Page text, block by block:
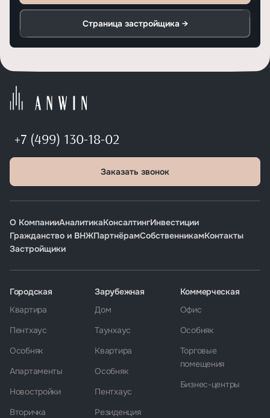
Страница застройщика →
+7 (499) 130-18-02
Заказать звонок
О КомпанииАналитикаКонсалтингИнвестиции
Гражданство и ВНЖПартнёрамСобственникамКонтакты
Застройщики
Городская
Квартира
Пентхаус
Особняк
Апартаменты
Новостройки
Вторичка
Зарубежная
Дом
Таунхаус
Квартира
Особняк
Пентхаус
Резиденция
Коммерческая
Офис
Особняк
Торговые
помещения
Бизнес-центры